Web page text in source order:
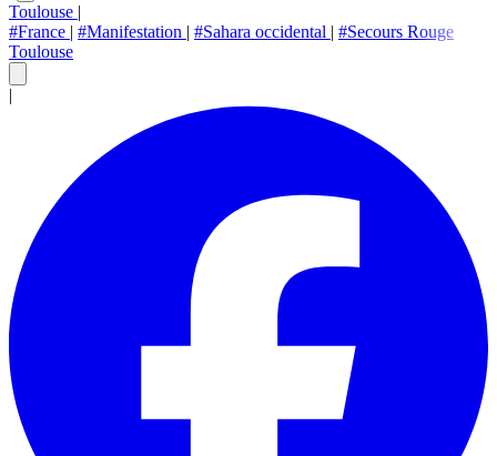
Toulouse |
#France | #Manifestation | #Sahara occidental | #Secours Rouge
Toulouse
|